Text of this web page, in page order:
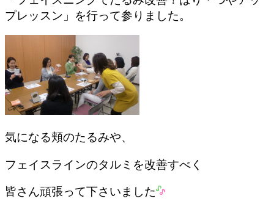
プレッスン」を行って参りました。
気になる頬のたるみや、
フェイスラインのタルミを改善すべく
皆さん頑張って下さいました